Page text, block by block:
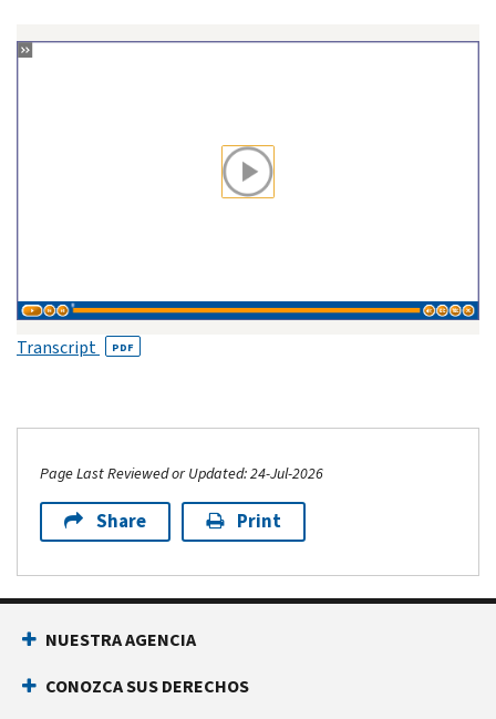
Transcript PDF
Page Last Reviewed or Updated: 24-Jul-2026
Share Print
NUESTRA AGENCIA
CONOZCA SUS DERECHOS